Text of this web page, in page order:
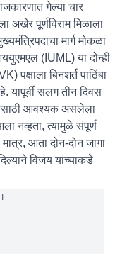
गेल्या चार
अखेर पूर्णविराम मिळाला
मार्ग मोकळा
(IUML) या दोन्ही
पक्षाला बिनशर्त पाठिंबा
यापूर्वी सलग तीन दिवस
आवश्यक असलेला
नव्हता, त्यामुळे संपूर्ण
आता दोन-दोन जागा
विजय यांच्याकडे